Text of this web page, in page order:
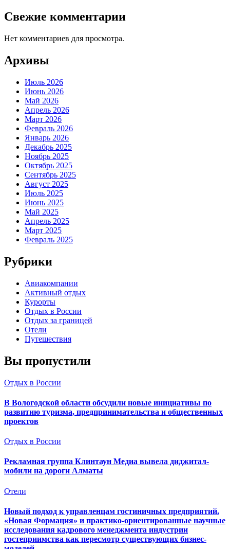
Свежие комментарии
Нет комментариев для просмотра.
Архивы
Июль 2026
Июнь 2026
Май 2026
Апрель 2026
Март 2026
Февраль 2026
Январь 2026
Декабрь 2025
Ноябрь 2025
Октябрь 2025
Сентябрь 2025
Август 2025
Июль 2025
Июнь 2025
Май 2025
Апрель 2025
Март 2025
Февраль 2025
Рубрики
Авиакомпании
Активный отдых
Курорты
Отдых в России
Отдых за границей
Отели
Путешествия
Вы пропустили
Отдых в России
В Вологодской области обсудили новые инициативы по
развитию туризма, предпринимательства и общественных
проектов
Отдых в России
Рекламная группа Клинтаун Медиа вывела диджитал-
мобили на дороги Алматы
Отели
Новый подход к управленцам гостиничных предприятий.
«Новая Формация» и практико-ориентированные научные
исследования кадрового менеджмента индустрии
гостеприимства как пересмотр существующих бизнес-